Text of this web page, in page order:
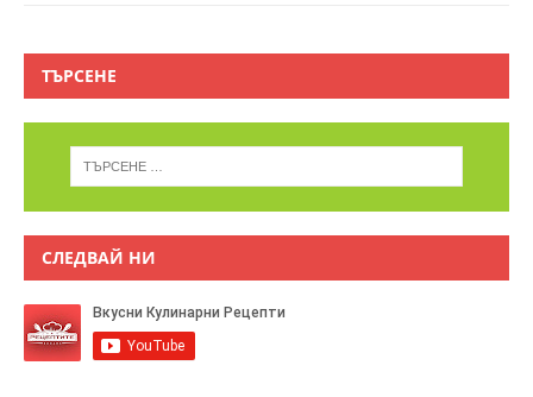
ТЪРСЕНЕ
СЛЕДВАЙ НИ